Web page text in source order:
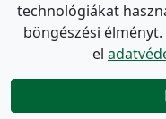
For the English
technológiákat
böngészési
el